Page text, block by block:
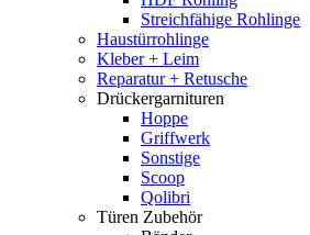
Streichfähige Rohlinge
Haustürrohlinge
Kleber + Leim
Reparatur + Retusche
Drückergarnituren
Hoppe
Griffwerk
Sonstige
Scoop
Qolibri
Türen Zubehör